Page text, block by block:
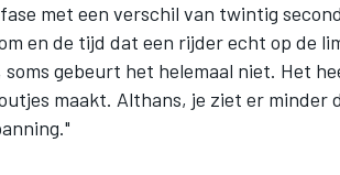
met een verschil van twintig
en de tijd dat een rijder echt op de
soms gebeurt het helemaal niet. Het
maakt. Althans, je ziet er minder